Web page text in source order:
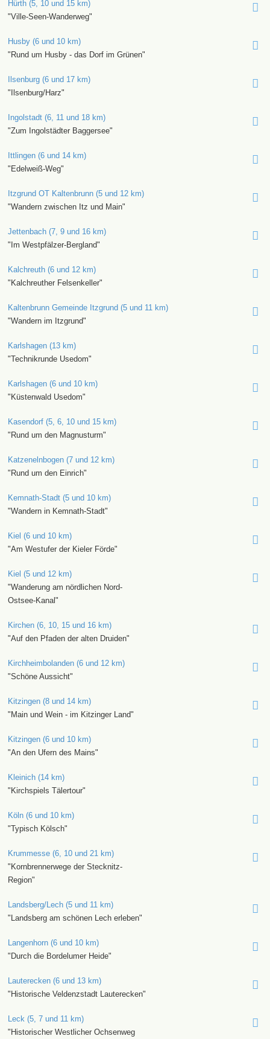
Hürth (5, 10 und 15 km)
"Ville-Seen-Wanderweg"
Husby (6 und 10 km)
"Rund um Husby - das Dorf im Grünen"
Ilsenburg (6 und 17 km)
"Ilsenburg/Harz"
Ingolstadt (6, 11 und 18 km)
"Zum Ingolstädter Baggersee"
Ittlingen (6 und 14 km)
"Edelweiß-Weg"
Itzgrund OT Kaltenbrunn (5 und 12 km)
"Wandern zwischen Itz und Main"
Jettenbach (7, 9 und 16 km)
"Im Westpfälzer-Bergland"
Kalchreuth (6 und 12 km)
"Kalchreuther Felsenkeller"
Kaltenbrunn Gemeinde Itzgrund (5 und 11 km)
"Wandern im Itzgrund"
Karlshagen (13 km)
"Technikrunde Usedom"
Karlshagen (6 und 10 km)
"Küstenwald Usedom"
Kasendorf (5, 6, 10 und 15 km)
"Rund um den Magnusturm"
Katzenelnbogen (7 und 12 km)
"Rund um den Einrich"
Kemnath-Stadt (5 und 10 km)
"Wandern in Kemnath-Stadt"
Kiel (6 und 10 km)
"Am Westufer der Kieler Förde"
Kiel (5 und 12 km)
"Wanderung am nördlichen Nord-
Ostsee-Kanal"
Kirchen (6, 10, 15 und 16 km)
"Auf den Pfaden der alten Druiden"
Kirchheimbolanden (6 und 12 km)
"Schöne Aussicht"
Kitzingen (8 und 14 km)
"Main und Wein - im Kitzinger Land"
Kitzingen (6 und 10 km)
"An den Ufern des Mains"
Kleinich (14 km)
"Kirchspiels Tälertour"
Köln (6 und 10 km)
"Typisch Kölsch"
Krummesse (6, 10 und 21 km)
"Kornbrennerwege der Stecknitz-
Region"
Landsberg/Lech (5 und 11 km)
"Landsberg am schönen Lech erleben"
Langenhorn (6 und 10 km)
"Durch die Bordelumer Heide"
Lauterecken (6 und 13 km)
"Historische Veldenzstadt Lauterecken"
Leck (5, 7 und 11 km)
"Historischer Westlicher Ochsenweg